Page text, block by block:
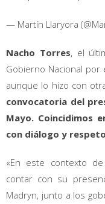
— Martín Llaryora
Nacho Torres, el
Gobierno Nacional
aunque lo hizo con
convocatoria del
Mayo. Coincidimos
con diálogo y
«En este contexto
contar con su
Madryn, junto a los